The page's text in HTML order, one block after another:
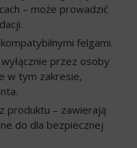
– może prowadzić
felgami.
przez osoby
w tym zakresie,
produktu – zawierają
do dla bezpiecznej